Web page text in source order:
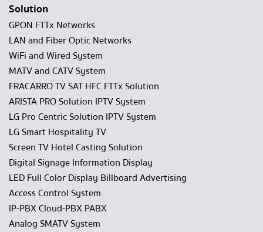
Solution
GPON FTTx Networks
LAN and Fiber Optic Networks
WiFi and Wired System
MATV and CATV System
FRACARRO TV SAT HFC FTTx Solution
ARISTA PRO Solution IPTV System
LG Pro Centric Solution IPTV System
LG Smart Hospitality TV
Screen TV Hotel Casting Solution
Digital Signage Information Display
LED Full Color Display Billboard Advertising
Access Control System
IP-PBX Cloud-PBX PABX
Analog SMATV System